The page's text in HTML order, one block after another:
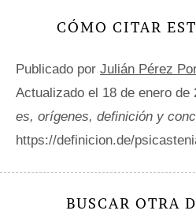
CÓMO CITAR
Publicado por Julián Pérez
Actualizado el 18 de enero de
es, orígenes, definición y
https://definicion.de/
BUSCAR OTRA